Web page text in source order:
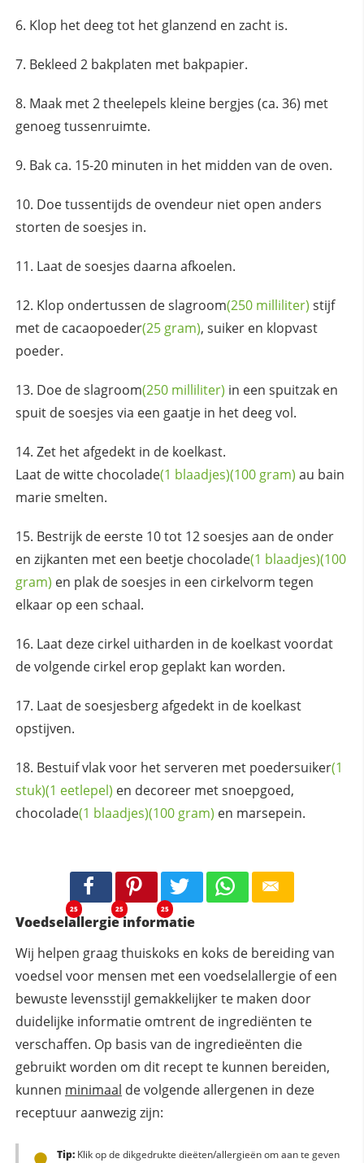
Klop het deeg tot het glanzend en zacht is.
Bekleed 2 bakplaten met bakpapier.
Maak met 2 theelepels kleine bergjes (ca. 36) met
genoeg tussenruimte.
Bak ca. 15-20 minuten in het midden van de oven.
Doe tussentijds de ovendeur niet open anders
storten de soesjes in.
Laat de soesjes daarna afkoelen.
Klop ondertussen deslagroom(250 milliliter) stijf
met de cacaopoeder(25 gram), suiker en klopvast
poeder.
Doe deslagroom(250 milliliter) in een spuitzak en
spuit de soesjes via een gaatje in het deeg vol.
Zet het afgedekt in de koelkast.
Laat de witte chocolade(1 blaadjes)(100 gram) au bain
marie smelten.
Bestrijk de eerste 10 tot 12 soesjes aan de onder
en zijkanten met een beetje chocolade(1 blaadjes)(100
gram) en plak de soesjes in een cirkelvorm tegen
elkaar op een schaal.
Laat deze cirkel uitharden in de koelkast voordat
de volgende cirkel erop geplakt kan worden.
Laat de soesjesberg afgedekt in de koelkast
opstijven.
Bestuif vlak voor het serveren met poedersuiker(1
stuk)(1 eetlepel) en decoreer met snoepgoed,
chocolade(1 blaadjes)(100 gram) en marsepein.
25 25 25
Voedselallergie informatie
Wij helpen graag thuiskoks en koks de bereiding van
voedsel voor mensen met een voedselallergie of een
bewuste levensstijl gemakkelijker te maken door
duidelijke informatie omtrent de ingrediënten te
verschaffen. Op basis van de ingredieënten die
gebruikt worden om dit recept te kunnen bereiden,
kunnen minimaal de volgende allergenen in deze
receptuur aanwezig zijn:
Tip:Klik op de dikgedrukte dieëten/allergieën om aan te geven